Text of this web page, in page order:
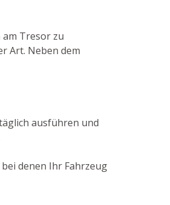
Tresor zu
Art. Neben dem
ausführen und
denen Ihr Fahrzeug